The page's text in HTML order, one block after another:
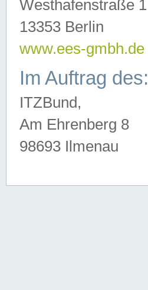
Westhafenstraße 1
13353 Berlin
www.ees-gmbh.de
Im Auftrag des:
ITZBund,
Am Ehrenberg 8
98693 Ilmenau